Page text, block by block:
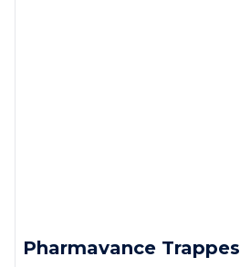
Pharmavance Trappes